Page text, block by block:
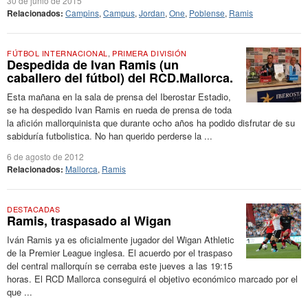
Relacionados: Campins, Campus, Jordan, One, Poblense, Ramis
FÚTBOL INTERNACIONAL , PRIMERA DIVISIÓN
Despedida de Ivan Ramis (un
caballero del fútbol) del RCD.Mallorca.
Esta mañana en la sala de prensa del Iberostar Estadio,
se ha despedido Ivan Ramis en rueda de prensa de toda
la afición mallorquinista que durante ocho años ha podido disfrutar de su
sabiduría futbolistica. No han querido perderse la ...
6 de agosto de 2012
Relacionados: Mallorca, Ramis
DESTACADAS
Ramis, traspasado al Wigan
Iván Ramis ya es oficialmente jugador del Wigan Athletic
de la Premier League inglesa. El acuerdo por el traspaso
del central mallorquín se cerraba este jueves a las 19:15
horas. El RCD Mallorca conseguirá el objetivo económico marcado por el
que ...